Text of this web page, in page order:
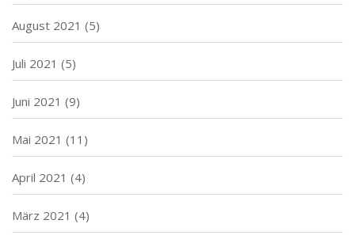
August 2021 (5)
Juli 2021 (5)
Juni 2021 (9)
Mai 2021 (11)
April 2021 (4)
März 2021 (4)